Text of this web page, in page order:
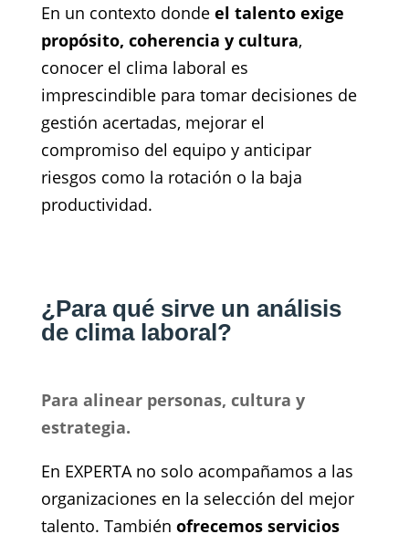
En un contexto donde el talento exige
propósito, coherencia y cultura,
conocer el clima laboral es
imprescindible para tomar decisiones de
gestión acertadas, mejorar el
compromiso del equipo y anticipar
riesgos como la rotación o la baja
productividad.
¿Para qué sirve un análisis
de clima laboral?
Para alinear personas, cultura y
estrategia.
En EXPERTA no solo acompañamos a las
organizaciones en la selección del mejor
talento. También ofrecemos servicios